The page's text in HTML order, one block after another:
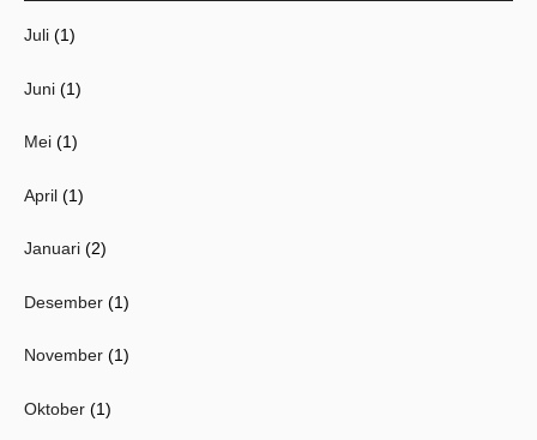
Juli (1)
Juni (1)
Mei (1)
April (1)
Januari (2)
Desember (1)
November (1)
Oktober (1)